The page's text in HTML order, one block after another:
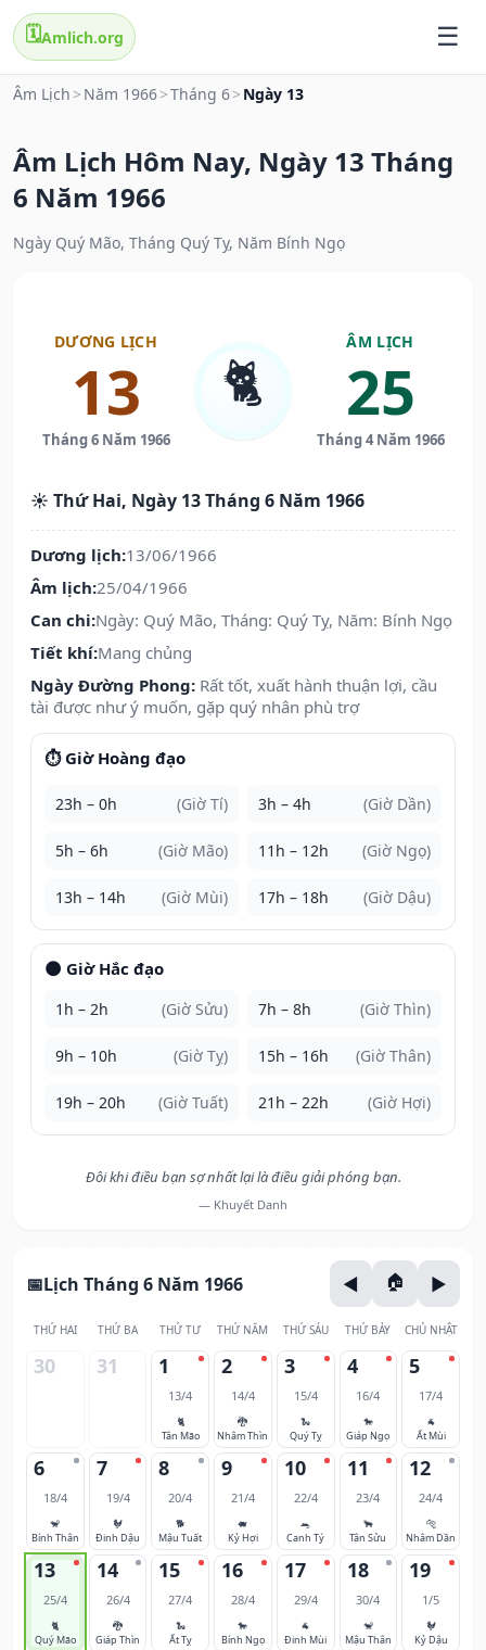
🗓️Amlich.org
Âm Lịch > Năm 1966>Tháng 6> Ngày 13
Âm Lịch Hôm Nay, Ngày 13 Tháng
6 Năm 1966
Ngày Quý Mão, Tháng Quý Tỵ, Năm Bính Ngọ
DƯƠNG LỊCH
13
Tháng 6 Năm 1966
🐈
ÂM LỊCH
25
Tháng 4 Năm 1966
☀️ Thứ Hai, Ngày 13 Tháng 6 Năm 1966
Dương lịch:13/06/1966
Âm lịch:25/04/1966
Can chi:Ngày: Quý Mão, Tháng: Quý Tỵ, Năm: Bính Ngọ
Tiết khí:Mang chủng
Ngày Đường Phong: Rất tốt, xuất hành thuận lợi, cầu
tài được như ý muốn, gặp quý nhân phù trợ
⏱️ Giờ Hoàng đạo
23h – 0h (Giờ Tí) 3h – 4h (Giờ Dần)
5h – 6h (Giờ Mão) 11h – 12h (Giờ Ngọ)
13h – 14h (Giờ Mùi) 17h – 18h (Giờ Dậu)
🌑 Giờ Hắc đạo
1h – 2h (Giờ Sửu) 7h – 8h (Giờ Thìn)
9h – 10h (Giờ Tỵ) 15h – 16h (Giờ Thân)
19h – 20h (Giờ Tuất) 21h – 22h (Giờ Hợi)
Đôi khi điều bạn sợ nhất lại là điều giải phóng bạn.
— Khuyết Danh
Lịch Tháng 6 Năm 1966
THỨ HAI THỨ BA THỨ TƯ THỨ NĂM THỨ SÁU THỨ BẢY CHỦ NHẬT
30 31 1
13/4
🐈
Tân Mão
2
14/4
🐉
Nhâm Thìn
3
15/4
🐍
Quý Tỵ
4
16/4
🐎
Giáp Ngọ
5
17/4
🐐
Ất Mùi
6
18/4
🐒
Bính Thân
7
19/4
🐓
Đinh Dậu
8
20/4
🐕
Mậu Tuất
9
21/4
🐖
Kỷ Hợi
10
22/4
🐀
Canh Tý
11
23/4
🐂
Tân Sửu
12
24/4
🐅
Nhâm Dần
13
25/4
🐈
Quý Mão
14
26/4
🐉
Giáp Thìn
15
27/4
🐍
Ất Tỵ
16
28/4
🐎
Bính Ngọ
17
29/4
🐐
Đinh Mùi
18
30/4
🐒
Mậu Thân
19
1/5
🐓
Kỷ Dậu